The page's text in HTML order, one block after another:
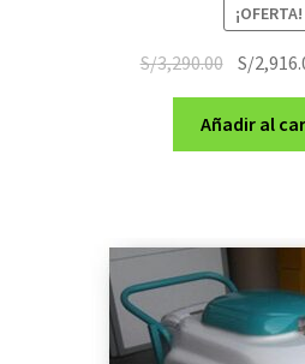
¡OFERTA!
S/3,290.00 El
precio
original
era:
S/
Añadir al